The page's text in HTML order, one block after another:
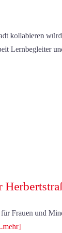
kollabieren
Lernbegleiter
Frauen und